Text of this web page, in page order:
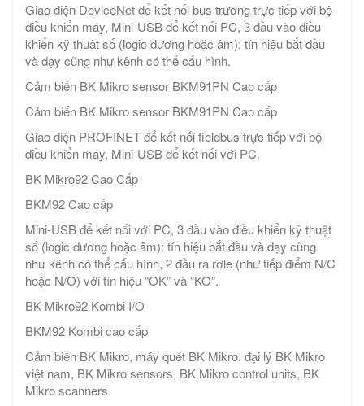
Giao diện DeviceNet để kết nối bus trường trực tiếp với bộ
điều khiển máy, Mini-USB để kết nối PC, 3 đầu vào điều
khiển kỹ thuật số (logic dương hoặc âm): tín hiệu bắt đầu
và dạy cũng như kênh có thể cấu hình.
Cảm biến BK Mikro sensor BKM91PN Cao cấp
Cảm biến BK Mikro sensor BKM91PN Cao cấp
Giao diện PROFINET để kết nối fieldbus trực tiếp với bộ
điều khiển máy, Mini-USB để kết nối với PC.
BK Mikro92 Cao Cấp
BKM92 Cao cấp
Mini-USB để kết nối với PC, 3 đầu vào điều khiển kỹ thuật
số (logic dương hoặc âm): tín hiệu bắt đầu và dạy cũng
như kênh có thể cấu hình, 2 đầu ra rơle (như tiếp điểm N/C
hoặc N/O) với tín hiệu “OK” và “KO”.
BK Mikro92 Kombi I/O
BKM92 Kombi cao cấp
Cảm biến BK Mikro, máy quét BK Mikro, đại lý BK Mikro
việt nam, BK Mikro sensors, BK Mikro control units, BK
Mikro scanners.